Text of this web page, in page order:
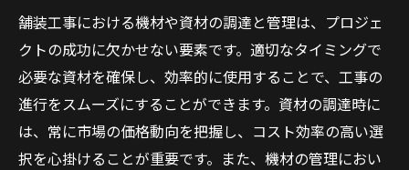
舗装工事における機材や資材の調達と管理は、プロジェ
クトの成功に欠かせない要素です。適切なタイミングで
必要な資材を確保し、効率的に使用することで、工事の
進行をスムーズにすることができます。資材の調達時に
は、常に市場の価格動向を把握し、コスト効率の高い選
択を心掛けることが重要です。また、機材の管理におい